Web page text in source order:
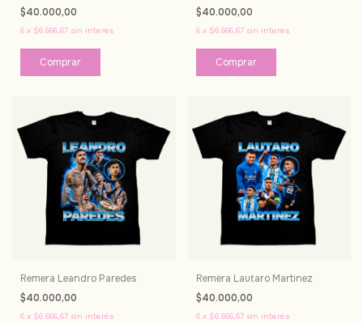
$40.000,00
6 x $6.666,67 sin interés
Comprar
$40.000,00
6 x $6.666,67 sin interés
Comprar
Remera Leandro Paredes
$40.000,00
6 x $6.666,67 sin interés
Remera Lautaro Martinez
$40.000,00
6 x $6.666,67 sin interés